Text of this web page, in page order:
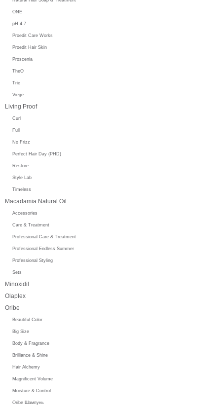
ONE
pH 4.7
Proedit Care Works
Proedit Hair Skin
Proscenia
TheO
Trie
Viege
Living Proof
Curl
Full
No Frizz
Perfect Hair Day (PHD)
Restore
Style Lab
Timeless
Macadamia Natural Oil
Accessories
Care & Treatment
Professional Care & Treatment
Professional Endless Summer
Professional Styling
Sets
Minoxidil
Olaplex
Oribe
Beautiful Color
Big Size
Body & Fragrance
Brilliance & Shine
Hair Alchemy
Magnificent Volume
Moisture & Control
Oribe Шампунь